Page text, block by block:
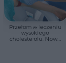
Przełom w leczeniu
wysokiego
cholesterolu. Nowa